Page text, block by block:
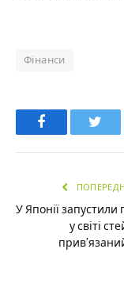
Фінанси
Facebook
У Японії
у світі